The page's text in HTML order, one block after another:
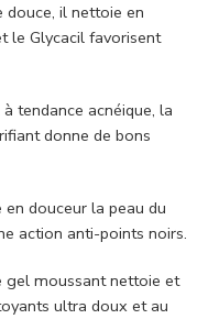
douce, il nettoie en
le Glycacil favorisent
tendance acnéique, la
donne de bons
douceur la peau du
action anti-points noirs.
gel moussant nettoie et
ultra doux et au